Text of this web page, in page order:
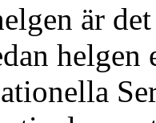
är
helgen